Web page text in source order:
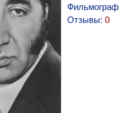
Отзывы: 0